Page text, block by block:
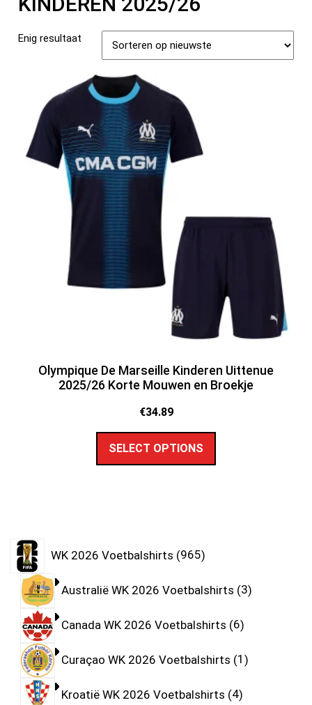
Enig resultaat
Olympique De Marseille Kinderen Uittenue
2025/26 Korte Mouwen en Broekje
€34.89
SELECT OPTIONS
WK 2026 Voetbalshirts 965
Australië WK 2026 Voetbalshirts 3
Canada WK 2026 Voetbalshirts 6
Curaçao WK 2026 Voetbalshirts 1
Kroatië WK 2026 Voetbalshirts 4